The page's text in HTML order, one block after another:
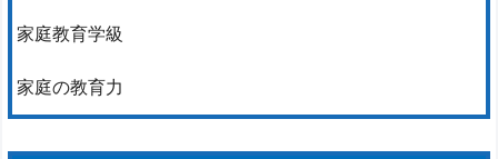
家庭教育学級
家庭の教育力